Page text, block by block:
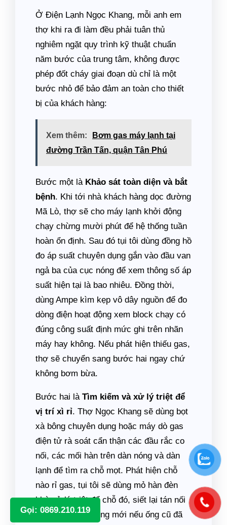
Gọi: 0869.210.119
Ở Điện Lạnh Ngọc Khang, mỗi anh em
thợ khi ra đi làm đều phải tuân thủ
nghiêm ngặt quy trình kỹ thuật chuẩn
năm bước của trung tâm, không được
phép đốt cháy giai đoạn dù chỉ là một
bước nhỏ để bảo đảm an toàn cho thiết
bị của khách hàng:
Xem thêm:
Bơm gas máy lạnh tại
đường Trần Tấn, quận Tân Phú
Bước một là Khảo sát toàn diện và bắt
bệnh. Khi tới nhà khách hàng dọc đường
Mã Lò, thợ sẽ cho máy lạnh khởi động
chạy chừng mười phút để hệ thống tuần
hoàn ổn định. Sau đó tụi tôi dùng đồng hồ
đo áp suất chuyên dụng gắn vào đầu van
ngả ba của cục nóng để xem thông số áp
suất hiện tại là bao nhiêu. Đồng thời,
dùng Ampe kìm kẹp vô dây nguồn để đo
dòng điện hoạt động xem block chạy có
đúng công suất định mức ghi trên nhãn
máy hay không. Nếu phát hiện thiếu gas,
thợ sẽ chuyển sang bước hai ngay chứ
không bơm bừa.
Bước hai là Tìm kiếm và xử lý triệt để
vị trí xì rỉ. Thợ Ngọc Khang sẽ dùng bọt
xà bông chuyên dụng hoặc máy dò gas
điện tử rà soát cẩn thận các đầu rắc co
nối, các mối hàn trên dàn nóng và dàn
lạnh để tìm ra chỗ mọt. Phát hiện chỗ
nào rỉ gas, tụi tôi sẽ dùng mỏ hàn đèn
khò xử lý triệt để chỗ đó, siết lại tán nối
hoặc thay đoạn ống mới nếu ống cũ đã